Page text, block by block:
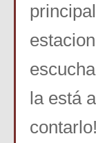
la está